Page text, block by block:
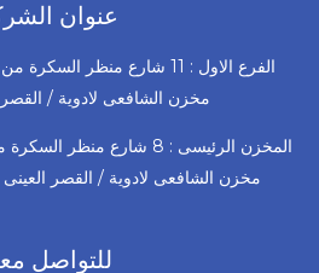
عنوان
الفرع الاول : 11 شارع منظر
مخزن الشافعى لادوية / القصر
المخزن الرئيسى : 8 شارع
مخزن الشافعى لادوية / القصر
للتواصل